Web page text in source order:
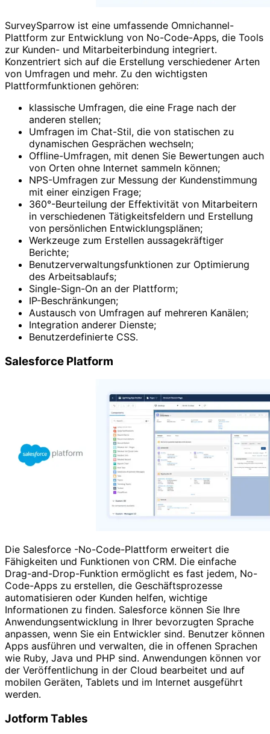
SurveySparrow ist eine umfassende Omnichannel-
Plattform zur Entwicklung von No-Code-Apps, die Tools
zur Kunden- und Mitarbeiterbindung integriert.
Konzentriert sich auf die Erstellung verschiedener Arten
von Umfragen und mehr. Zu den wichtigsten
Plattformfunktionen gehören:
klassische Umfragen, die eine Frage nach der
anderen stellen;
Umfragen im Chat-Stil, die von statischen zu
dynamischen Gesprächen wechseln;
Offline-Umfragen, mit denen Sie Bewertungen auch
von Orten ohne Internet sammeln können;
NPS-Umfragen zur Messung der Kundenstimmung
mit einer einzigen Frage;
360°-Beurteilung der Effektivität von Mitarbeitern
in verschiedenen Tätigkeitsfeldern und Erstellung
von persönlichen Entwicklungsplänen;
Werkzeuge zum Erstellen aussagekräftiger
Berichte;
Benutzerverwaltungsfunktionen zur Optimierung
des Arbeitsablaufs;
Single-Sign-On an der Plattform;
IP-Beschränkungen;
Austausch von Umfragen auf mehreren Kanälen;
Integration anderer Dienste;
Benutzerdefinierte CSS.
Salesforce Platform
Die Salesforce -No-Code-Plattform erweitert die
Fähigkeiten und Funktionen von CRM. Die einfache
Drag-and-Drop-Funktion ermöglicht es fast jedem, No-
Code-Apps zu erstellen, die Geschäftsprozesse
automatisieren oder Kunden helfen, wichtige
Informationen zu finden. Salesforce können Sie Ihre
Anwendungsentwicklung in Ihrer bevorzugten Sprache
anpassen, wenn Sie ein Entwickler sind. Benutzer können
Apps ausführen und verwalten, die in offenen Sprachen
wie Ruby, Java und PHP sind. Anwendungen können vor
der Veröffentlichung in der Cloud bearbeitet und auf
mobilen Geräten, Tablets und im Internet ausgeführt
werden.
Jotform Tables